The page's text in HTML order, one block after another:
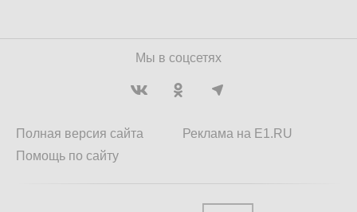
Мы в соцсетях
Полная версия сайта
Помощь по сайту
Реклама на E1.RU